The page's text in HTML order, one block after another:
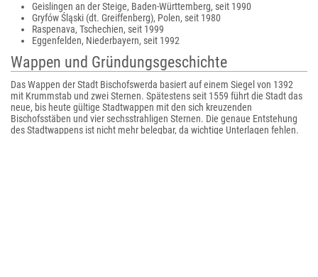
Geislingen an der Steige, Baden-Württemberg, seit 1990
Gryfów Śląski (dt. Greiffenberg), Polen, seit 1980
Raspenava, Tschechien, seit 1999
Eggenfelden, Niederbayern, seit 1992
Wappen und Gründungsgeschichte
Das Wappen der Stadt Bischofswerda basiert auf einem Siegel von 1392
mit Krummstab und zwei Sternen. Spätestens seit 1559 führt die Stadt das
neue, bis heute gültige Stadtwappen mit den sich kreuzenden
Bischofsstäben und vier sechsstrahligen Sternen. Die genaue Entstehung
des Stadtwappens ist nicht mehr belegbar, da wichtige Unterlagen fehlen.